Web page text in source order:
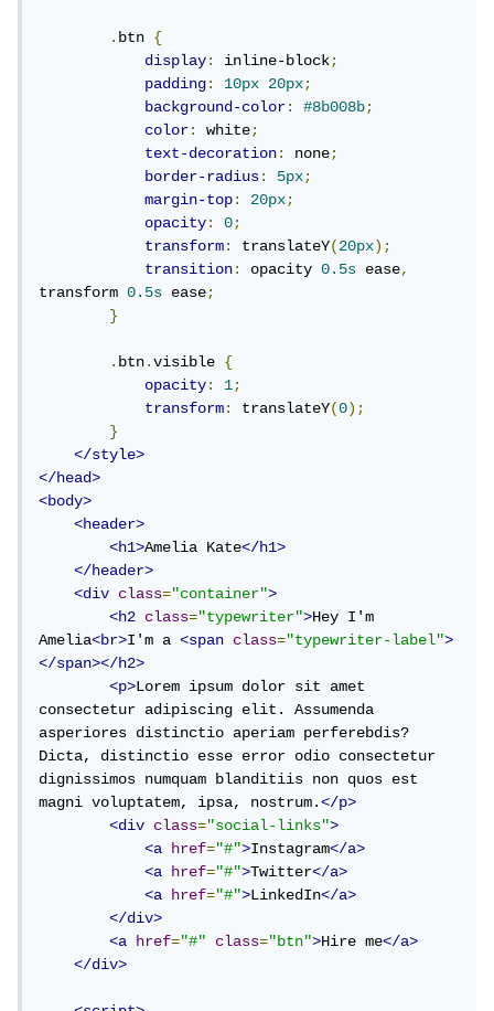
.btn {
display: inline-block;
padding: 10px 20px;
background-color: #8b008b;
color: white;
text-decoration: none;
border-radius: 5px;
margin-top: 20px;
opacity: 0;
transform: translateY(20px);
transition: opacity 0.5s ease,
transform 0.5s ease;
}
.btn.visible {
opacity: 1;
transform: translateY(0);
}
</style>
</head>
<body>
<header>
<h1>Amelia Kate</h1>
</header>
<div
class="container">
<h2
class="typewriter">Hey I'm
Amelia<br>I'm a <span class="typewriter-label">
</span></h2>
<p>Lorem ipsum dolor sit amet
consectetur adipiscing elit. Assumenda
asperiores distinctio aperiam perferebdis?
Dicta, distinctio esse error odio consectetur
dignissimos numquam blanditiis non quos est
magni voluptatem, ipsa, nostrum.</p>
<div
class="social-links">
<a
href="#">Instagram</a>
<a
href="#">Twitter</a>
<a
href="#">LinkedIn</a>
</div>
<a
href="#" class="btn">Hire me</a>
</div>